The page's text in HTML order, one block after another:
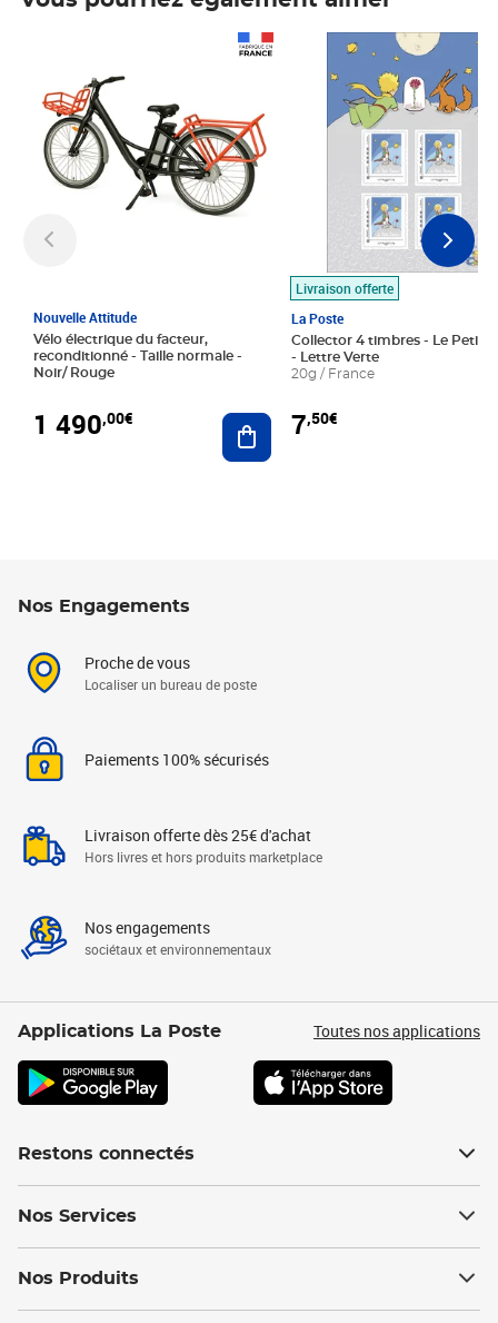
Nouvelle Attitude
Vélo électrique du facteur,
reconditionné - Taille normale -
Noir/ Rouge
1 490,00€ Ajouter au panier
Livraison offerte
La Poste
Collector 4 timbres - Le Petit
- Lettre Verte
20g / France
7,50€
Prix 7,50€
Nos Engagements
Proche de vous
Localiser un bureau de poste
Paiements 100% sécurisés
Livraison offerte dès 25€ d'achat
Hors livres et hors produits marketplace
Nos engagements
sociétaux et environnementaux
Applications La Poste Toutes nos applications
Restons connectés
Nos Services
Nos Produits